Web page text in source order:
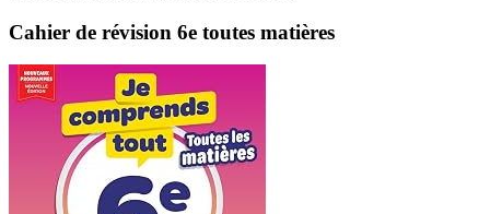
Cahier de révision 6e toutes matières